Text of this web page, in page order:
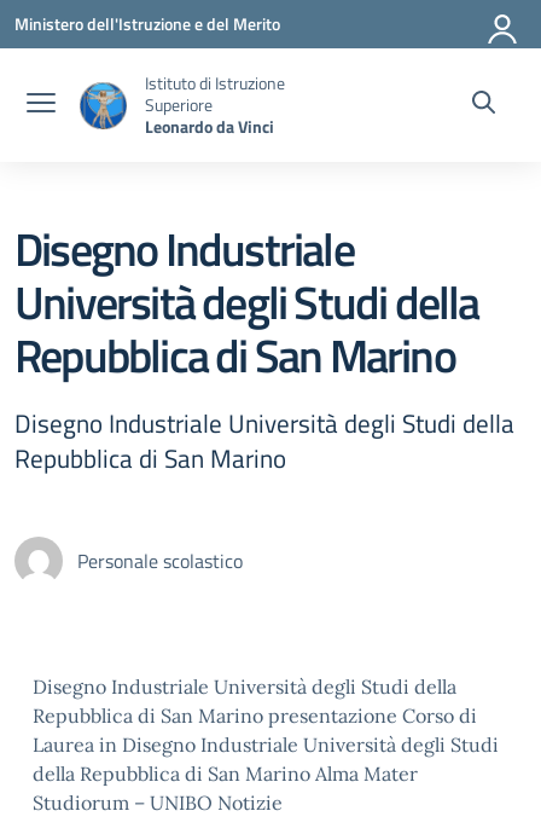
Vai ai contenuti
Vai al menu di navigazione
Vai al footer
Ministero dell'Istruzione e del Merito
Istituto di Istruzione
Superiore
Leonardo da Vinci
Disegno Industriale
Università degli Studi della
Repubblica di San Marino
Disegno Industriale Università degli Studi della
Repubblica di San Marino
Personale scolastico
Disegno Industriale Università degli Studi della
Repubblica di San Marino presentazione Corso di
Laurea in Disegno Industriale Università degli Studi
della Repubblica di San Marino Alma Mater
Studiorum – UNIBO Notizie